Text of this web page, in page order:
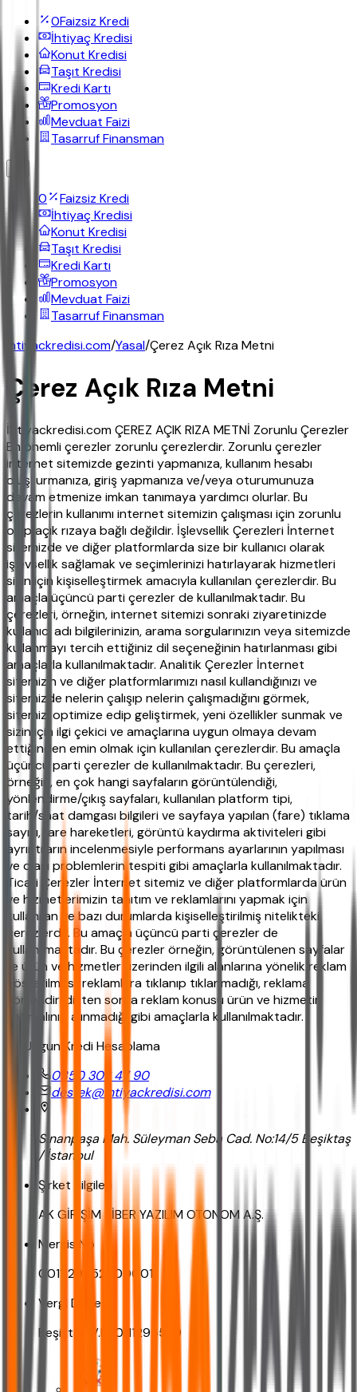
0Faizsiz Kredi
İhtiyaç Kredisi
Konut Kredisi
Taşıt Kredisi
Kredi Kartı
Promosyon
Mevduat Faizi
Tasarruf Finansman
0
Faizsiz Kredi
İhtiyaç Kredisi
Konut Kredisi
Taşıt Kredisi
Kredi Kartı
Promosyon
Mevduat Faizi
Tasarruf Finansman
ihtiyackredisi.com/Yasal/Çerez Açık Rıza Metni
Çerez Açık Rıza Metni
İhtiyackredisi.com ÇEREZ AÇIK RIZA METNİ Zorunlu Çerezler
En önemli çerezler zorunlu çerezlerdir. Zorunlu çerezler
internet sitemizde gezinti yapmanıza, kullanım hesabı
oluşturmanıza, giriş yapmanıza ve/veya oturumunuza
devam etmenize imkan tanımaya yardımcı olurlar. Bu
çerezlerin kullanımı internet sitemizin çalışması için zorunlu
olup açık rızaya bağlı değildir. İşlevsellik Çerezleri İnternet
sitemizde ve diğer platformlarda size bir kullanıcı olarak
işlevsellik sağlamak ve seçimlerinizi hatırlayarak hizmetleri
sizin için kişiselleştirmek amacıyla kullanılan çerezlerdir. Bu
amaçla üçüncü parti çerezler de kullanılmaktadır. Bu
çerezleri, örneğin, internet sitemizi sonraki ziyaretinizde
kullanıcı adı bilgilerinizin, arama sorgularınızın veya sitemizde
kullanmayı tercih ettiğiniz dil seçeneğinin hatırlanması gibi
amaçlarla kullanılmaktadır. Analitik Çerezler İnternet
sitemizin ve diğer platformlarımızı nasıl kullandığınızı ve
sitemizde nelerin çalışıp nelerin çalışmadığını görmek,
sitemizi optimize edip geliştirmek, yeni özellikler sunmak ve
sizin için ilgi çekici ve amaçlarına uygun olmaya devam
ettiğinden emin olmak için kullanılan çerezlerdir. Bu amaçla
üçüncü parti çerezler de kullanılmaktadır. Bu çerezleri,
örneğin, en çok hangi sayfaların görüntülendiği,
yönlendirme/çıkış sayfaları, kullanılan platform tipi,
tarih/saat damgası bilgileri ve sayfaya yapılan (fare) tıklama
sayısı, fare hareketleri, görüntü kaydırma aktiviteleri gibi
ayrıntıların incelenmesiyle performans ayarlarının yapılması
ve olası problemlerin tespiti gibi amaçlarla kullanılmaktadır.
Ticari Çerezler İnternet sitemiz ve diğer platformlarda ürün
ve hizmetlerimizin tanıtım ve reklamlarını yapmak için
kullanılan ve bazı durumlarda kişiselleştirilmiş nitelikteki
çerezlerdir. Bu amaçla üçüncü parti çerezler de
kullanılmaktadır. Bu çerezler örneğin, görüntülenen sayfalar
ile ürün ve hizmetler üzerinden ilgili alanlarına yönelik reklam
gösterilmesi, reklamlara tıklanıp tıklanmadığı, reklama
yönlendirildikten sonra reklam konusu ürün ve hizmetin
satın alınıp alınmadığı gibi amaçlarla kullanılmaktadır.
En Uygun Kredi Hesaplama
0850 302 47 90
destek@ihtiyackredisi.com
Sinanpaşa Mah. Süleyman Seba Cad. No:14/5 Beşiktaş
/ İstanbul
Şirket Bilgileri
AK GİRİŞİM SİBER YAZILIM OTONOM A.Ş.
Mersis No
0011129552900001
Vergi Dairesi
Beşiktaş V.D. 0111295529